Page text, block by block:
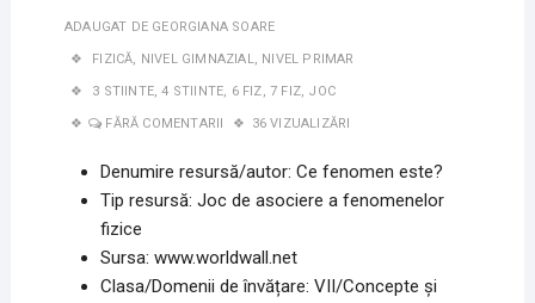
ADAUGAT DE GEORGIANA SOARE
FIZICĂ, NIVEL GIMNAZIAL, NIVEL PRIMAR
3 STIINTE,4 STIINTE, 6 FIZ, 7 FIZ, JOC
FĂRĂ COMENTARII 36 VIZUALIZĂRI
Denumire resursă/autor: Ce fenomen este?
Tip resursă: Joc de asociere a fenomenelor
fizice
Sursa: www.worldwall.net
Clasa/Domenii de învățare: VII/Concepte şi